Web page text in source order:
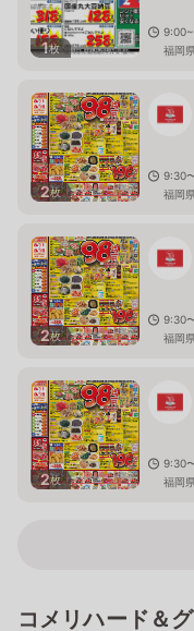
1枚
福岡
2枚
9:30
福岡
2枚
9:30
福岡
2枚
9:30
福岡
コメリハード＆